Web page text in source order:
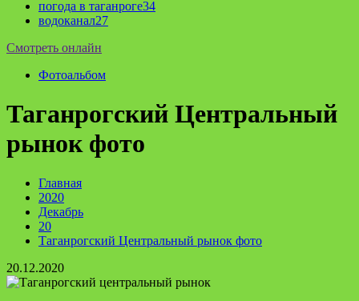
погода в таганроге34
водоканал27
Смотреть онлайн
Фотоальбом
Таганрогский Центральный
рынок фото
Главная
2020
Декабрь
20
Таганрогский Центральный рынок фото
20.12.2020